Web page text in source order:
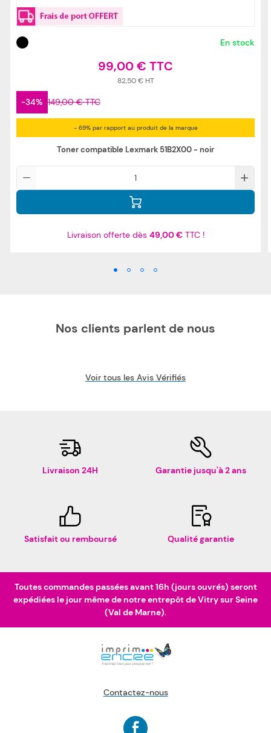
En stock
99,00 €
82,50 €
-34% 149,00 €
- 69% par rapport au produit de la marque
Toner compatible Lexmark 51B2X00 - noir
Livraison offerte dès 49,00 €TTC !
Nos clients parlent de nous
Voir tous les Avis Vérifiés
Livraison 24H Garantie jusqu'à 2 ans
Satisfait ou remboursé Qualité garantie
Toutes commandes passées avant 16h (jours ouvrés) seront
expédiées le jour même de notre entrepôt de Vitry sur Seine
(Val de Marne).
Contactez-nous